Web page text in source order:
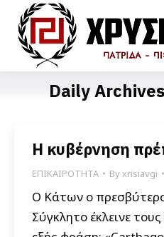
Daily
Η κυβέρνηση
ΕΠΙΚΑΙΡΟΤΗΤΑ Byxrisiavgi
Ο Κάτων ο
Σύγκλητο έκλεινε